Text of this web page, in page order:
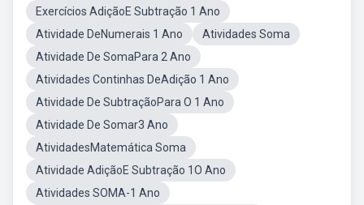
Exercícios AdiçãoE Subtração 1 Ano
Atividade DeNumerais 1 Ano
Atividades Soma
Atividade De SomaPara 2 Ano
Atividades Continhas DeAdição 1 Ano
Atividade De SubtraçãoPara O 1 Ano
Atividade De Somar3 Ano
AtividadesMatemática Soma
Atividade AdiçãoE Subtração 1O Ano
Atividades SOMA-1 Ano